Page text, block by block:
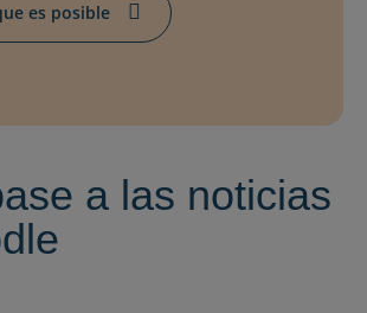
es posible
a las noticias